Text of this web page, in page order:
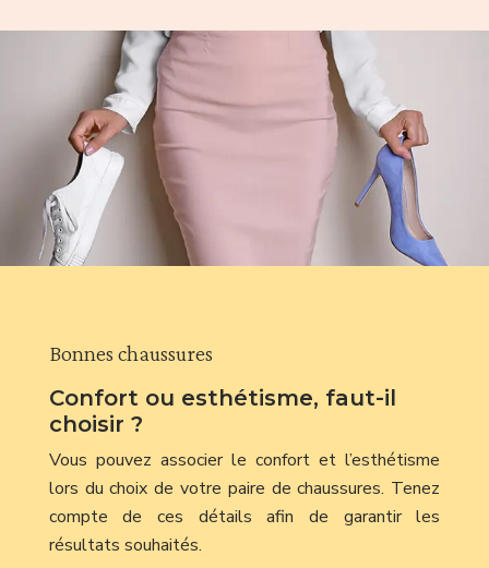
Bonnes chaussures
Confort ou esthétisme, faut-il
choisir ?
Vous pouvez associer le confort et l’esthétisme
lors du choix de votre paire de chaussures. Tenez
compte de ces détails afin de garantir les
résultats souhaités.